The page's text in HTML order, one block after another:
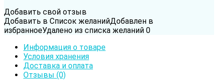
Добавить свой отзыв
Добавить в Список желанийДобавлен в
избранноеУдалено из списка желаний 0
Информация о товаре
Условия хранения
Доставка и оплата
Отзывы (0)